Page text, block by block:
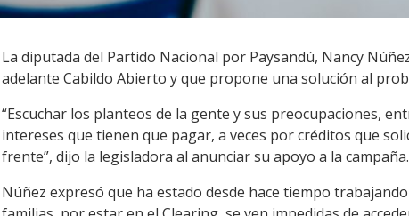
La diputada del Partido Nacional por Paysandú, Nancy
adelante Cabildo Abierto y que propone una solución al
“Escuchar los planteos de la gente y sus preocupaciones,
intereses que tienen que pagar, a veces por créditos que
frente”, dijo la legisladora al anunciar su apoyo a la campaña.
Núñez expresó que ha estado desde hace tiempo